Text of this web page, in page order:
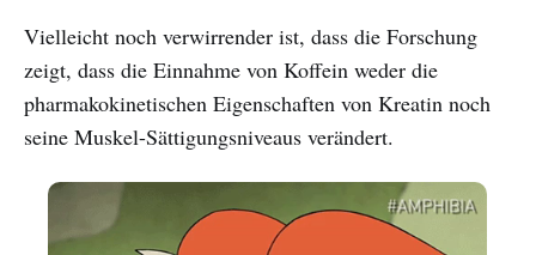
Vielleicht noch verwirrender ist, dass die Forschung
zeigt, dass die Einnahme von Koffein weder die
pharmakokinetischen Eigenschaften von Kreatin noch
seine Muskel-Sättigungsniveaus verändert.